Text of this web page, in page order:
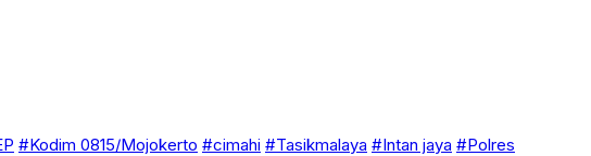
#Kodim 0815/Mojokerto #cimahi #Tasikmalaya #Intan jaya #Polres